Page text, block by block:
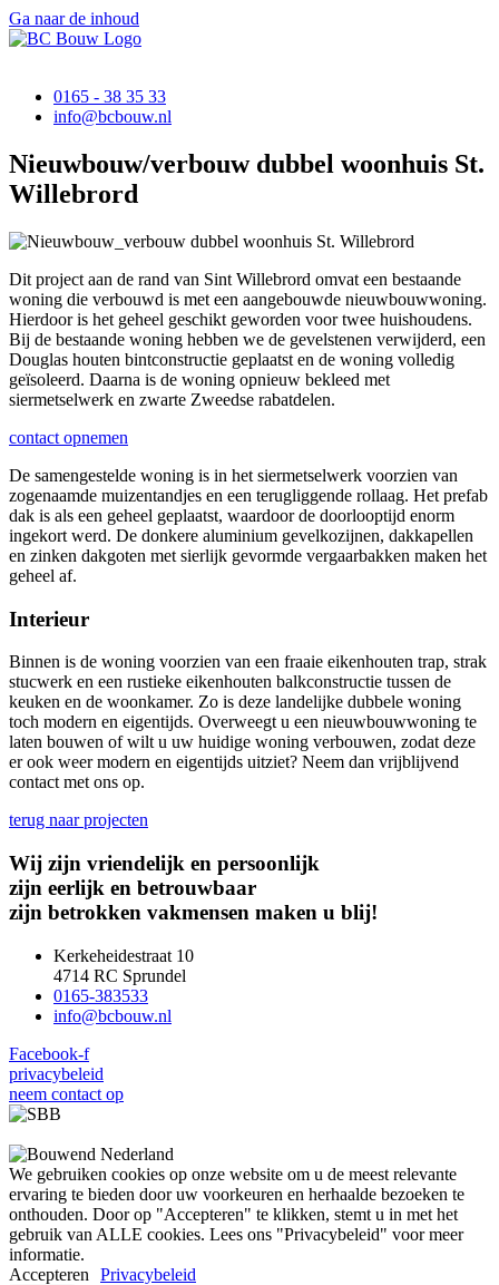
Ga naar de inhoud
0165 - 38 35 33
ln.wuobcb
@ofni
Nieuwbouw/​verbouw dubbel woonhuis St.
Willebrord
Dit project aan de rand van Sint Willebrord omvat een bestaande
woning die verbouwd is met een aangebouwde nieuwbouwwoning.
Hierdoor is het geheel geschikt geworden voor twee huishoudens.
Bij de bestaande woning hebben we de gevelstenen verwijderd, een
Douglas houten bintconstructie geplaatst en de woning volledig
geïsoleerd. Daarna is de woning opnieuw bekleed met
siermetselwerk en zwarte Zweedse rabatdelen.
contact opnemen
De samengestelde woning is in het siermetselwerk voorzien van
zogenaamde muizentandjes en een terugliggende rollaag. Het prefab
dak is als een geheel geplaatst, waardoor de doorlooptijd enorm
ingekort werd. De donkere aluminium gevelkozijnen, dakkapellen
en zinken dakgoten met sierlijk gevormde vergaarbakken maken het
geheel af.
Interieur
Binnen is de woning voorzien van een fraaie eikenhouten trap, strak
stucwerk en een rustieke eikenhouten balkconstructie tussen de
keuken en de woonkamer. Zo is deze landelijke dubbele woning
toch modern en eigentijds. Overweegt u een nieuwbouwwoning te
laten bouwen of wilt u uw huidige woning verbouwen, zodat deze
er ook weer modern en eigentijds uitziet? Neem dan vrijblijvend
contact met ons op.
terug naar projecten
Wij zijn vriendelijk en persoonlijk
zijn eerlijk en betrouwbaar
zijn betrokken vakmensen maken u blij!
Kerkeheidestraat 10
4714 RC Sprundel
0165-383533
ln.wuobcb
@ofni
Facebook-f
privacybeleid
neem contact op
We gebruiken cookies op onze website om u de meest relevante
ervaring te bieden door uw voorkeuren en herhaalde bezoeken te
onthouden. Door op "Accepteren" te klikken, stemt u in met het
gebruik van ALLE cookies. Lees ons "Privacybeleid" voor meer
informatie.
Accepteren
Privacybeleid